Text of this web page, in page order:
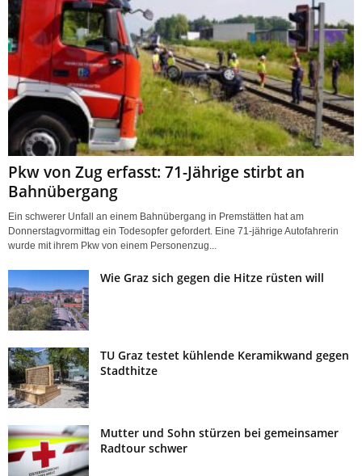
Pkw von Zug erfasst: 71-Jährige stirbt an
Bahnübergang
Ein schwerer Unfall an einem Bahnübergang in Premstätten hat am
Donnerstagvormittag ein Todesopfer gefordert. Eine 71-jährige Autofahrerin
wurde mit ihrem Pkw von einem Personenzug...
Wie Graz sich gegen die Hitze rüsten will
TU Graz testet kühlende Keramikwand gegen
Stadthitze
Mutter und Sohn stürzen bei gemeinsamer
Radtour schwer